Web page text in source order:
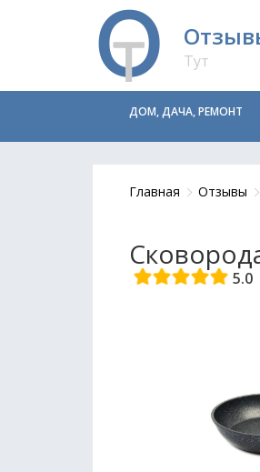
Тут
ДОМ, ДАЧА, РЕМОНТ
Главная Отзывы
5.0